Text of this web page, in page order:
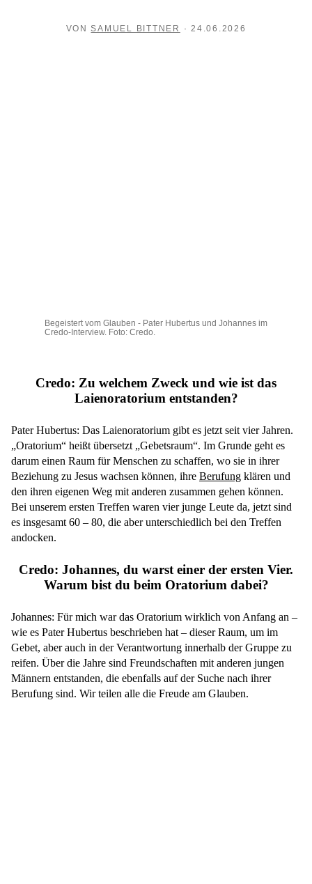
VONSAMUEL BITTNER · 24.06.2026
Begeistert vom Glauben - Pater Hubertus und Johannes im
Credo-Interview. Foto: Credo.
Credo: Zu welchem Zweck und wie ist das
Laienoratorium entstanden?
Pater Hubertus: Das Laienoratorium gibt es jetzt seit vier Jahren.
„Oratorium“ heißt übersetzt „Gebetsraum“. Im Grunde geht es
darum einen Raum für Menschen zu schaffen, wo sie in ihrer
Beziehung zu Jesus wachsen können, ihre Berufung klären und
den ihren eigenen Weg mit anderen zusammen gehen können.
Bei unserem ersten Treffen waren vier junge Leute da, jetzt sind
es insgesamt 60 – 80, die aber unterschiedlich bei den Treffen
andocken.
Credo: Johannes, du warst einer der ersten Vier.
Warum bist du beim Oratorium dabei?
Johannes: Für mich war das Oratorium wirklich von Anfang an –
wie es Pater Hubertus beschrieben hat – dieser Raum, um im
Gebet, aber auch in der Verantwortung innerhalb der Gruppe zu
reifen. Über die Jahre sind Freundschaften mit anderen jungen
Männern entstanden, die ebenfalls auf der Suche nach ihrer
Berufung sind. Wir teilen alle die Freude am Glauben.